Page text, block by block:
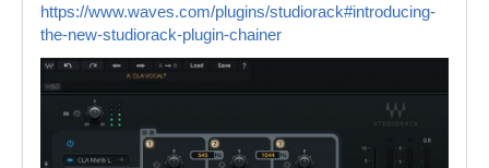
https://www.waves.com/plugins/studiorack#introducing-
the-new-studiorack-plugin-chainer